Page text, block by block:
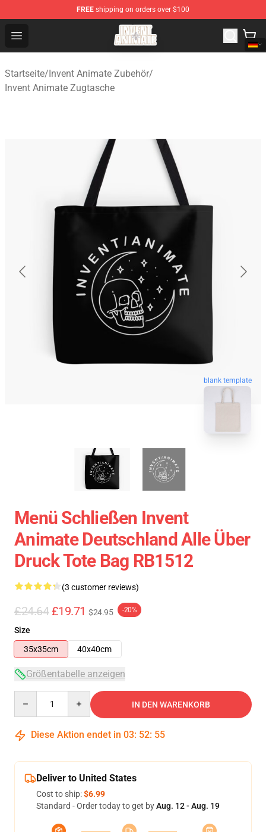
FREE shipping on orders over $100
Open menu
Invent Animate Shop - Official Invent Animate
Startseite/Invent Animate Zubehör/
Invent Animate Zugtasche
blank template
Menü Schließen Invent
Animate Deutschland Alle Über
Druck Tote Bag RB1512
(3 customer reviews)
£24.64 £19.71 $24.95 -20%
Size
35x35cm
40x40cm
Größentabelle anzeigen
IN DEN WARENKORB
Diese Aktion endet in 03: 52: 54
Deliver to United States
Cost to ship:$6.99
Standard - Order today to get byAug. 12 - Aug. 19